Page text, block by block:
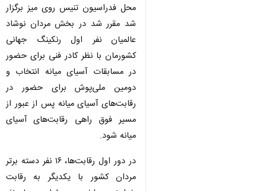
محل فدراسیون تنیس روی میز برگزار
شد مقرر شد در بخش مردان نوشاد
عالمیان نفر اول رنکینگ جهانی
کشورمان با نظر کادر فنی برای حضور
در مسابقات آسیای میانه انتخاب و
دومین ملی‌پوش برای حضور در
رقابت‌های آسیای میانه پس از عبور از
مسیر فوق راهی رقابت‌های آسیای
میانه شود.
در دور اول رقابت‌ها، ۱۶ نفر دسته برتر
مردان کشور با یکدیگر به رقابت